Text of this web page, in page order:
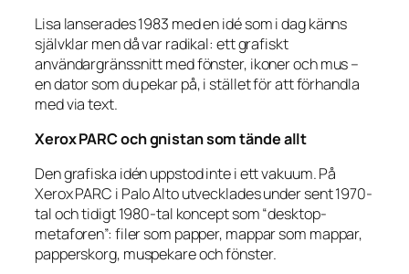
Lisa lanserades 1983 med en idé som i dag känns
självklar men då var radikal: ett grafiskt
användargränssnitt med fönster, ikoner och mus –
en dator som du pekar på, i stället för att förhandla
med via text.
Xerox PARC och gnistan som tände allt
Den grafiska idén uppstod inte i ett vakuum. På
Xerox PARC i Palo Alto utvecklades under sent 1970-
tal och tidigt 1980-tal koncept som “desktop-
metaforen”: filer som papper, mappar som mappar,
papperskorg, muspekare och fönster.